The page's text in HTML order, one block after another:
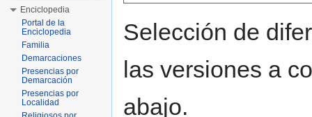
Selección de
las versiones a
abajo.
Enciclopedia
Portal de la
Enciclopedia
Familia
Demarcaciones
Presencias por
Demarcación
Presencias por
Localidad